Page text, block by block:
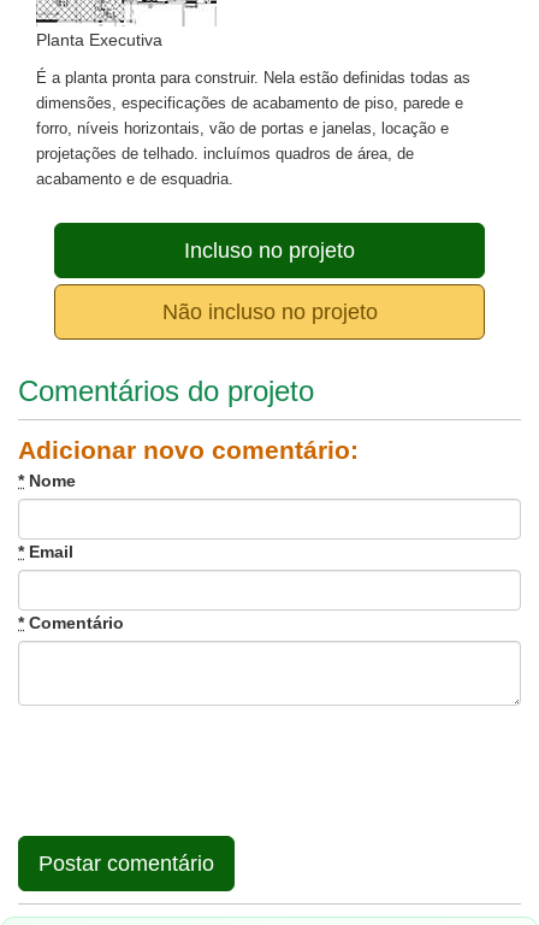
Planta Executiva
É a planta pronta para construir. Nela estão definidas todas as
dimensões, especificações de acabamento de piso, parede e
forro, níveis horizontais, vão de portas e janelas, locação e
projetações de telhado. incluímos quadros de área, de
acabamento e de esquadria.
Incluso no projeto
Não incluso no projeto
Comentários do projeto
Adicionar novo comentário:
*Nome
*Email
*Comentário